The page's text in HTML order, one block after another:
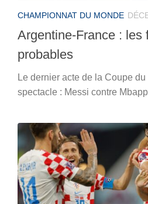
CHAMPIONNAT DU MONDE
Argentine-France : les
probables
Le dernier acte de la Coupe
spectacle : Messi contre